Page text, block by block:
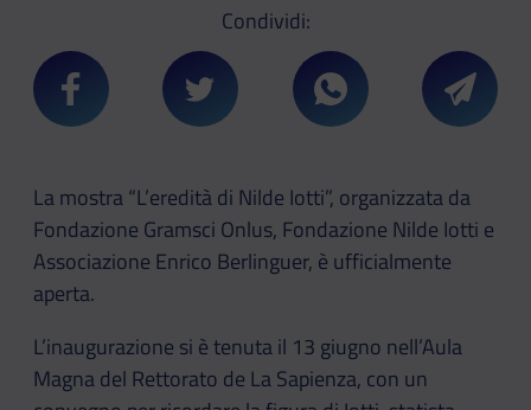
Condividi:
Condividi su FacebookCondividi su TwitterCondividi su
La mostra “L’eredità di Nilde Iotti”, organizzata da
Fondazione Gramsci Onlus, Fondazione Nilde Iotti e
Associazione Enrico Berlinguer, è ufficialmente
aperta.
L’inaugurazione si è tenuta il 13 giugno nell’Aula
Magna del Rettorato de La Sapienza, con un